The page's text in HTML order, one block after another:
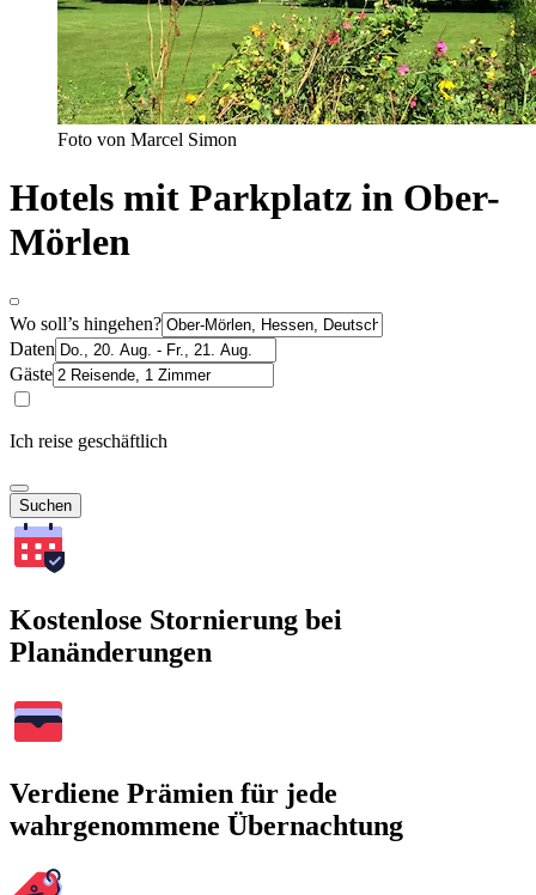
Foto von Marcel Simon
Hotels mit Parkplatz in Ober-
Mörlen
Wo soll’s hingehen?
Daten
Gäste
Ich reise geschäftlich
Suchen
Kostenlose Stornierung bei
Planänderungen
Verdiene Prämien für jede
wahrgenommene Übernachtung